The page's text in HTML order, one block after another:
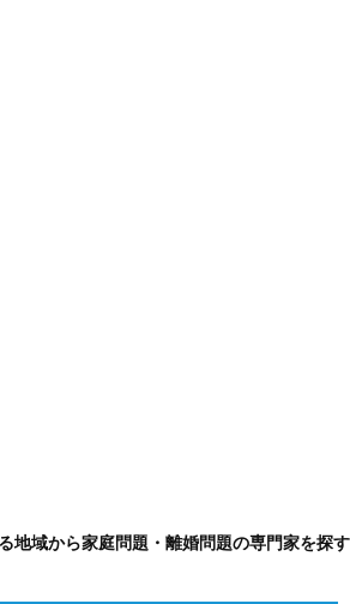
地域から家庭問題・離婚問題の専門家を探す